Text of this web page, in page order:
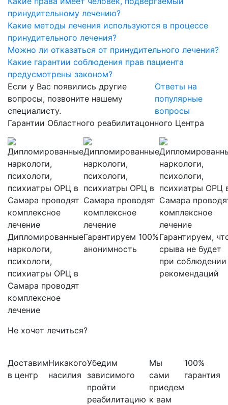
принудительному лечению?
Какие методы лечения используются в процессе
принудительного лечения?
Можно ли отказаться от принудительного лечения?
Какие гарантии соблюдения прав пациента
предусмотрены законом?
Если у Вас появились другие
вопросы, позвоните нашему
специалисту.
Ответы на
популярные
вопросы
Гарантии Областного реабилитацонного Центра
Дипломированные
наркологи,
психологи,
психиатры ОРЦ в
Самара проводят
комплексное
лечение
Гарантируем 100%
анонимность
Гарантируем,
срыва не будет
при соблюдении
рекомендаций
Не хочет лечиться?
Доставим
в центр
Никакого
насилия
Убедим
зависимого
пройти
реабилитацию
Мы
сами
приедем
к вам
100%
гарантия